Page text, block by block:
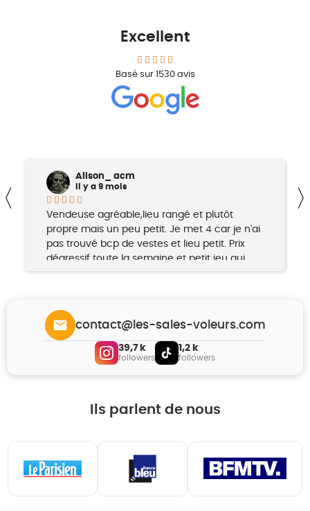
Excellent
Basé sur 1530avis
Sofiie Phg
il y a 11 mois
J’adore cette enseigne ! Je repars toujours
avec quelque chose. Les prix sont très
abordables et j’aime passer du temps à
fouiller pour dénicher des pépites. Le jeudi,
les pièces sont à 0,95 €, ce qui attire
personnel est toujours sympathique et
accueillant. Je recommande vivement !
contact@les-sales-voleurs.com
39,7 k
followers
1,2 k
followers
Ils parlent de nous